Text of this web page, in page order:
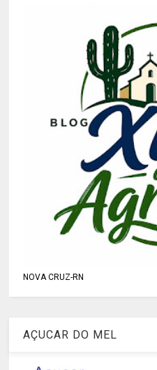
NOVA CRUZ-RN
AÇUCAR DO MEL